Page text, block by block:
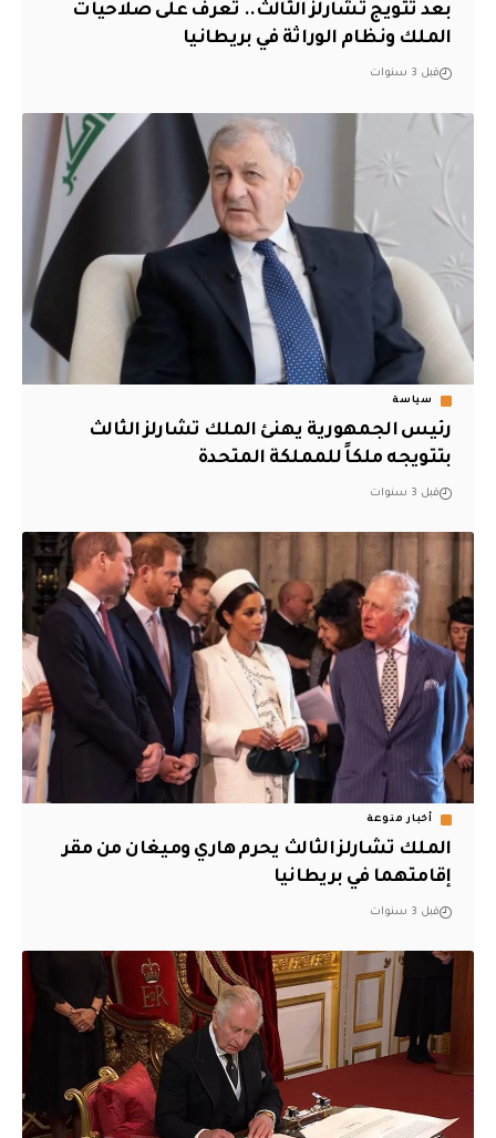
بعد تتويج تشارلز الثالث.. تعرف على صلاحيات
الملك ونظام الوراثة في بريطانيا
قبل 3 سنوات
سياسة
رئيس الجمهورية يهنئ الملك تشارلز الثالث
بتتويجه ملكاً للمملكة المتحدة
قبل 3 سنوات
أخبار منوعة
الملك تشارلز الثالث يحرم هاري وميغان من مقر
إقامتهما في بريطانيا
قبل 3 سنوات